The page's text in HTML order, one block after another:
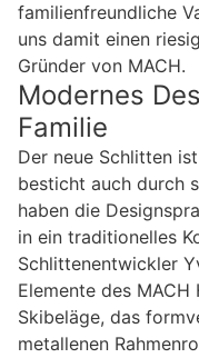
familienfreundliche
uns damit einen
Gründer von MACH.
Modernes
Familie
Der neue Schlitten
besticht auch durch
haben die
in ein traditionelles
Schlittenentwickler
Elemente des
Skibeläge, das
metallenen